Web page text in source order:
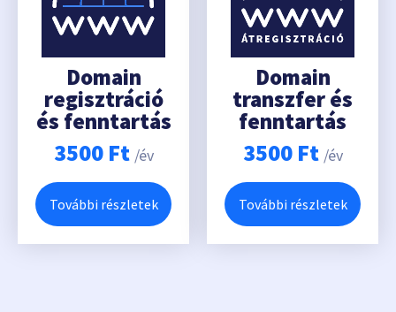
Domain
regisztráció
és fenntartás
3500 Ft /év
További részletek
Domain
transzfer és
fenntartás
3500 Ft /év
További részletek